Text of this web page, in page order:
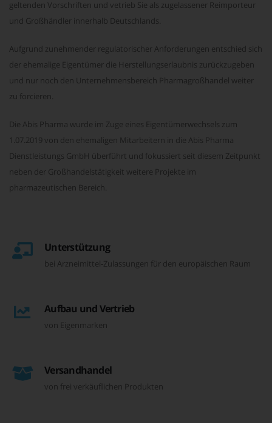
geltenden Vorschriften und vetrieb Sie als zugelassener Reimporteur
und Großhändler innerhalb Deutschlands.
Aufgrund zunehmender regulatorischer Anforderungen entschied sich
der ehemalige Eigentümer die Herstellungserlaubnis zurückzugeben
und nur noch den Unternehmensbereich Pharmagroßhandel weiter
zu forcieren.
Die Abis Pharma wurde im Zuge eines Eigentümerwechsels zum
1.07.2019 von den ehemaligen Mitarbeitern in die Abis Pharma
Dienstleistungs GmbH überführt und fokussiert seit diesem Zeitpunkt
neben der Großhandelstätigkeit weitere Projekte im
pharmazeutischen Bereich.
Unterstützung
bei Arzneimittel-Zulassungen für den europäischen Raum
Aufbau und Vertrieb
von Eigenmarken
Versandhandel
von frei verkäuflichen Produkten